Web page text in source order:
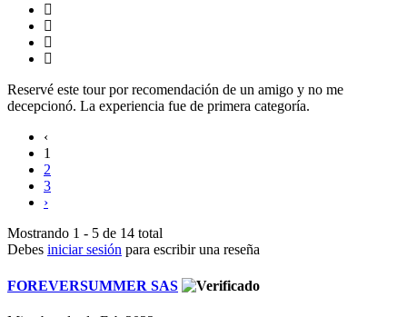
Reservé este tour por recomendación de un amigo y no me
decepcionó. La experiencia fue de primera categoría.
‹
1
2
3
›
Mostrando 1 - 5 de 14 total
Debes iniciar sesión para escribir una reseña
FOREVERSUMMER SAS